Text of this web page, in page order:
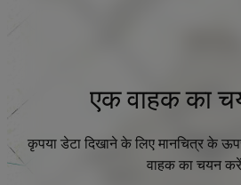
एक वाहक का
कृपया डेटा दिखाने के लिए मानचित्र के
वाहक का चयन